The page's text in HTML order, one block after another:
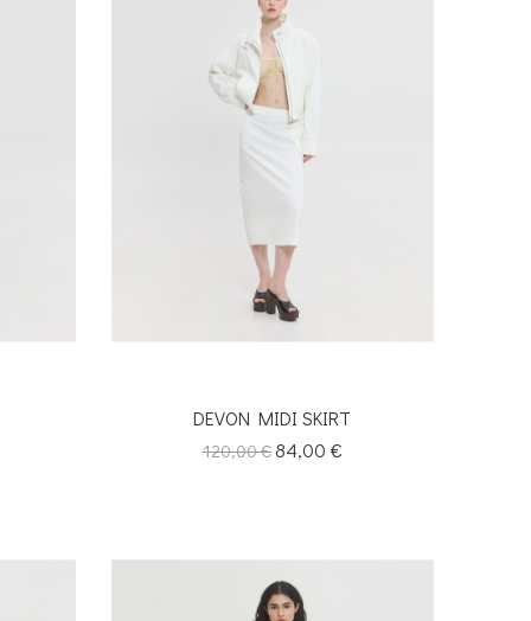
DEVON MIDI SKIRT
Κανονική
120,00 € Τιμή
84,00 €